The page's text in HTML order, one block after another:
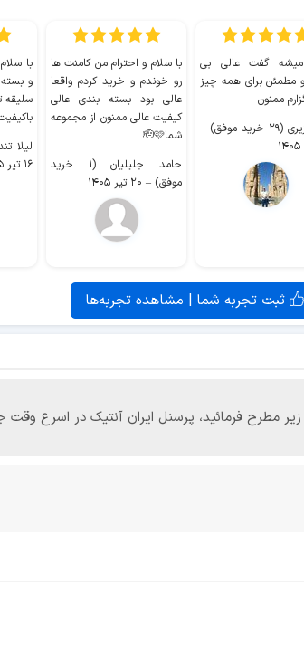
گفت عالی بی
مطمئن برای همه چیز
ممنون
موفق)
–
با سلام و احترام من کامنت ها
رو خوندم و خرید کردم واقعا
عالی بود بسته بندی عالی
کیفیت عالی ممنون از مجموعه
شما🫡🩷
حامد جلیلیان (۱ خرید
موفق) – ۲۰ تیر ۱۴۰۵
با
و
لیلا تندکی
۱۶ تیر ۱۴۰۵
ثبت تجربه شما | مشاهده تجربه‌ها
زیر مطرح فرمائید، پرسنل ایران آنتیک در